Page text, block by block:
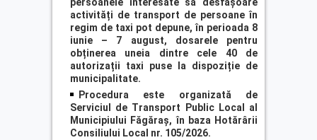
activități de transport de persoane în
regim de taxi pot depune, în perioada 8
iunie – 7 august, dosarele pentru
obținerea uneia dintre cele 40 de
autorizații taxi puse la dispoziție de
municipalitate.
Procedura este organizată de
Serviciul de Transport Public Local al
Municipiului Făgăraș, în baza Hotărârii
Consiliului Local nr. 105/2026.